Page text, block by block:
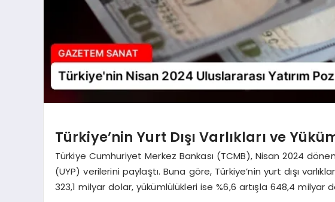
Türkiye’nin Yurt Dışı Varlıkları ve
Türkiye Cumhuriyet Merkez Bankası (TCMB), Nisan 2024
(UYP) verilerini paylaştı. Buna göre, Türkiye’nin yurt dışı
323,1 milyar dolar, yükümlülükleri ise %6,6 artışla 648,4 milyar